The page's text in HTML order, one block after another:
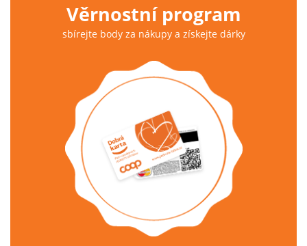
Věrnostní program
sbírejte body za nákupy a získejte dárky